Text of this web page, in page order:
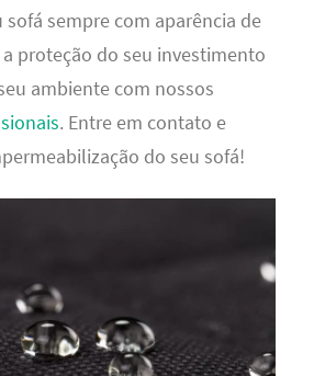
sempre com aparência de
proteção do seu investimento
ambiente com nossos
. Entre em contato e
do seu sofá!